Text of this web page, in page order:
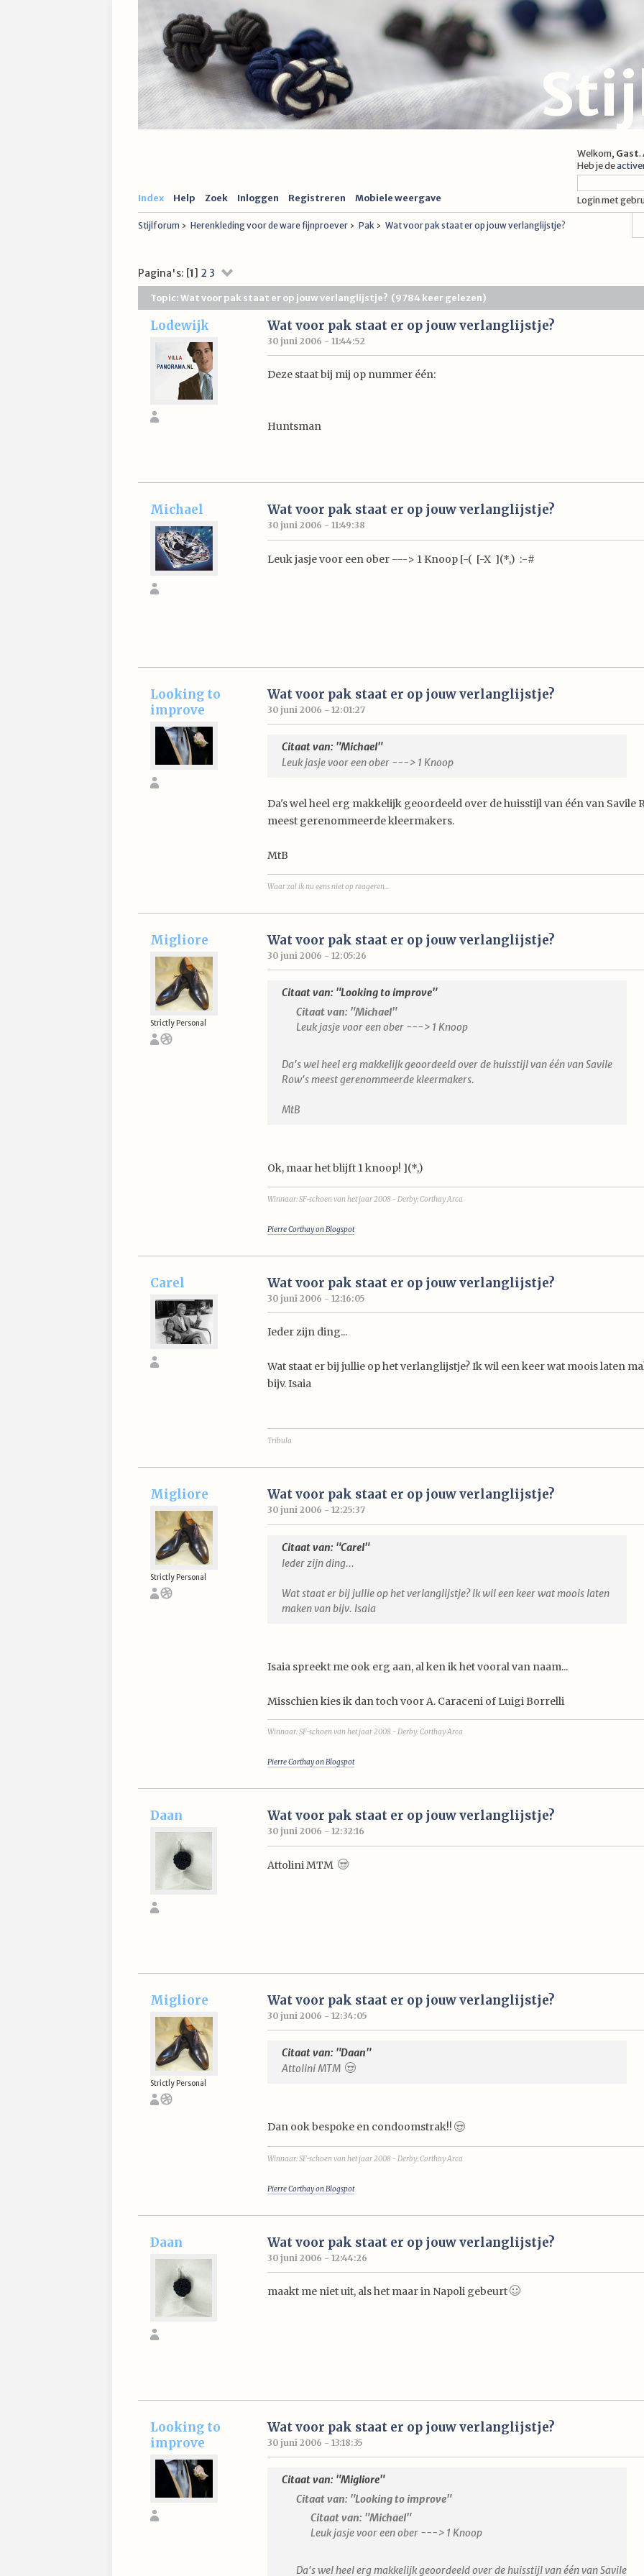
Welkom, Gast.
Heb je de
Login met
Index Help Zoek Inloggen Registreren Mobiele weergave
Stijlforum › Herenkleding voor de ware fijnproever› Pak› Wat voor pak staat er op jouw verlanglijstje?
Pagina's: [1] 2 3
Topic: Wat voor pak staat er op jouw verlanglijstje? (9784 keer gelezen)
Lodewijk Wat voor pak staat er op jouw verlanglijstje?
30 juni 2006 - 11:44:52
Deze staat bij mij op nummer één:
Huntsman
Michael Wat voor pak staat er op jouw verlanglijstje?
30 juni 2006 - 11:49:38
Leuk jasje voor een ober ---> 1 Knoop [-( [-X ](*,) :-#
Looking to
improve
Wat voor pak staat er op jouw verlanglijstje?
30 juni 2006 - 12:01:27
Citaat van: "Michael"
Leuk jasje voor een ober ---> 1 Knoop
Da's wel heel erg makkelijk geoordeeld over de huisstijl van één van Savile
meest gerenommeerde kleermakers.
MtB
Waar zal ik nu eens niet op reageren...
Migliore
Strictly Personal
Wat voor pak staat er op jouw verlanglijstje?
30 juni 2006 - 12:05:26
Citaat van: "Looking to improve"
Citaat van: "Michael"
Leuk jasje voor een ober ---> 1 Knoop
Da's wel heel erg makkelijk geoordeeld over de huisstijl van één van Savile
Row's meest gerenommeerde kleermakers.
MtB
Ok, maar het blijft 1 knoop! ](*,)
Winnaar: SF-schoen van het jaar 2008 - Derby: Corthay Arca
Pierre Corthay on Blogspot
Carel Wat voor pak staat er op jouw verlanglijstje?
30 juni 2006 - 12:16:05
Ieder zijn ding...
Wat staat er bij jullie op het verlanglijstje? Ik wil een keer wat moois laten
bijv. Isaia
Tribula
Migliore
Strictly Personal
Wat voor pak staat er op jouw verlanglijstje?
30 juni 2006 - 12:25:37
Citaat van: "Carel"
Ieder zijn ding...
Wat staat er bij jullie op het verlanglijstje? Ik wil een keer wat moois laten
maken van bijv. Isaia
Isaia spreekt me ook erg aan, al ken ik het vooral van naam...
Misschien kies ik dan toch voor A. Caraceni of Luigi Borrelli
Winnaar: SF-schoen van het jaar 2008 - Derby: Corthay Arca
Pierre Corthay on Blogspot
Daan Wat voor pak staat er op jouw verlanglijstje?
30 juni 2006 - 12:32:16
Attolini MTM
Migliore
Strictly Personal
Wat voor pak staat er op jouw verlanglijstje?
30 juni 2006 - 12:34:05
Citaat van: "Daan"
Attolini MTM
Dan ook bespoke en condoomstrak!!
Winnaar: SF-schoen van het jaar 2008 - Derby: Corthay Arca
Pierre Corthay on Blogspot
Daan Wat voor pak staat er op jouw verlanglijstje?
30 juni 2006 - 12:44:26
maakt me niet uit, als het maar in Napoli gebeurt
Looking to
improve
Wat voor pak staat er op jouw verlanglijstje?
30 juni 2006 - 13:18:35
Citaat van: "Migliore"
Citaat van: "Looking to improve"
Citaat van: "Michael"
Leuk jasje voor een ober ---> 1 Knoop
Da's wel heel erg makkelijk geoordeeld over de huisstijl van één van Savile